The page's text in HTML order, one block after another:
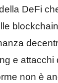
DeFi
e attacchi
non è